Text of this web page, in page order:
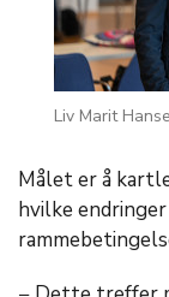
Liv Marit
Målet er å
hvilke